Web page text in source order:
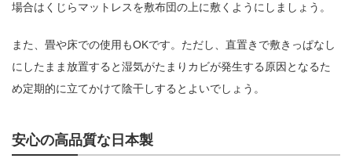
場合はくじらマットレスを敷布団の上に敷くようにしましょう。
また、畳や床での使用もOKです。ただし、直置きで敷きっぱなし
にしたまま放置すると湿気がたまりカビが発生する原因となるた
め定期的に立てかけて陰干しするとよいでしょう。
安心の高品質な日本製